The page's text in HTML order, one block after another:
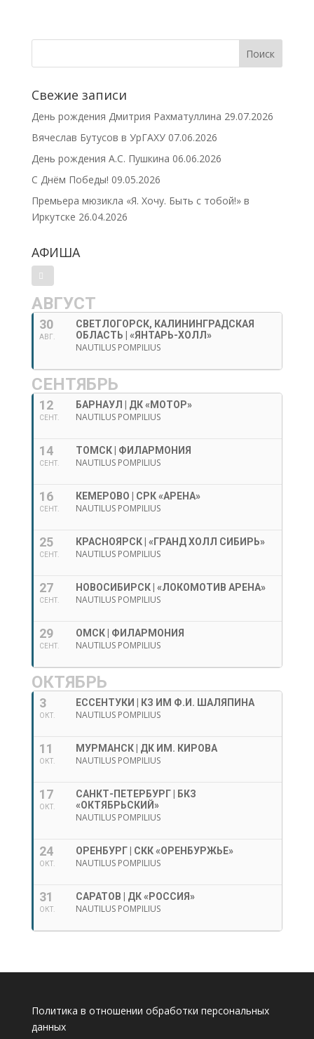
Свежие записи
День рождения Дмитрия Рахматуллина 29.07.2026
Вячеслав Бутусов в УрГАХУ 07.06.2026
День рождения А.С. Пушкина 06.06.2026
С Днём Победы! 09.05.2026
Премьера мюзикла «Я. Хочу. Быть с тобой!» в
Иркутске 26.04.2026
АФИША
АВГУСТ
30
АВГ.
СВЕТЛОГОРСК, КАЛИНИНГРАДСКАЯ
ОБЛАСТЬ | «ЯНТАРЬ-ХОЛЛ»
NAUTILUS POMPILIUS
СЕНТЯБРЬ
12
СЕНТ.
БАРНАУЛ | ДК «МОТОР»
NAUTILUS POMPILIUS
14
СЕНТ.
ТОМСК | ФИЛАРМОНИЯ
NAUTILUS POMPILIUS
16
СЕНТ.
КЕМЕРОВО | СРК «АРЕНА»
NAUTILUS POMPILIUS
25
СЕНТ.
КРАСНОЯРСК | «ГРАНД ХОЛЛ СИБИРЬ»
NAUTILUS POMPILIUS
27
СЕНТ.
НОВОСИБИРСК | «ЛОКОМОТИВ АРЕНА»
NAUTILUS POMPILIUS
29
СЕНТ.
ОМСК | ФИЛАРМОНИЯ
NAUTILUS POMPILIUS
ОКТЯБРЬ
3
ОКТ.
ЕССЕНТУКИ | КЗ ИМ Ф.И. ШАЛЯПИНА
NAUTILUS POMPILIUS
11
ОКТ.
МУРМАНСК | ДК ИМ. КИРОВА
NAUTILUS POMPILIUS
17
ОКТ.
САНКТ-ПЕТЕРБУРГ | БКЗ
«ОКТЯБРЬСКИЙ»
NAUTILUS POMPILIUS
24
ОКТ.
ОРЕНБУРГ | СКК «ОРЕНБУРЖЬЕ»
NAUTILUS POMPILIUS
31
ОКТ.
САРАТОВ | ДК «РОССИЯ»
NAUTILUS POMPILIUS
Политика в отношении обработки персональных
данных